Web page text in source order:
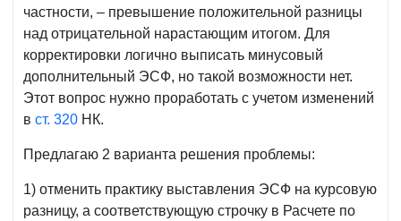
частности, – превышение положительной разницы
над отрицательной нарастающим итогом. Для
корректировки логично выписать минусовый
дополнительный ЭСФ, но такой возможности нет.
Этот вопрос нужно проработать с учетом изменений
в ст. 320 НК.
Предлагаю 2 варианта решения проблемы:
1) отменить практику выставления ЭСФ на курсовую
разницу, а соответствующую строчку в Расчете по